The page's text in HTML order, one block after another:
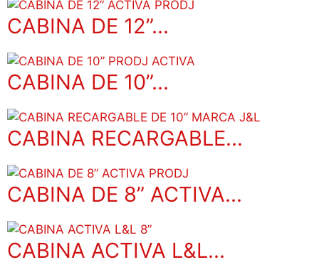
CABINA DE 12”...
CABINA DE 10”...
CABINA RECARGABLE...
CABINA DE 8” ACTIVA...
CABINA ACTIVA L&L...